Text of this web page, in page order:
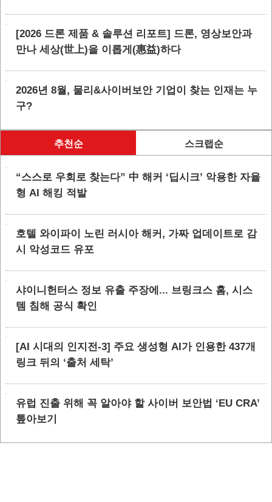
[2026 드론 제품 & 솔루션 리포트] 드론, 영상보안과
만나 세상(世上)을 이롭게(惠益)하다
2026년 8월, 물리&사이버보안 기업이 찾는 인재는 누
구?
추천순 스크랩순
“스스로 우회로 찾는다” 中 해커 ‘딥시크’ 악용한 자율
형 AI 해킹 적발
호텔 와이파이 노린 러시아 해커, 가짜 업데이트로 감
시 악성코드 유포
샤이니헌터스 정보 유출 주장에... 브링크스 홈, 시스
템 침해 공식 확인
[AI 시대의 인지전-3] 주요 생성형 AI가 인용한 437개
링크 뒤의 ‘출처 세탁’
유럽 진출 위해 꼭 알아야 할 사이버 보안법 ‘EU CRA’
톺아보기